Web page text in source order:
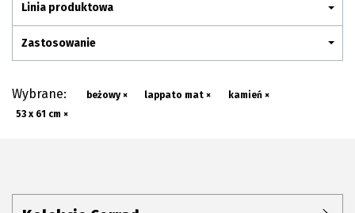
Linia produktowa
Zastosowanie
Wybrane: beżowy × lappato mat ×
kamień ×
53 x 61 cm ×